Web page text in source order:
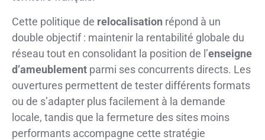
Cette politique de relocalisation répond à un
double objectif : maintenir la rentabilité globale du
réseau tout en consolidant la position de l’enseigne
d’ameublement parmi ses concurrents directs. Les
ouvertures permettent de tester différents formats
ou de s’adapter plus facilement à la demande
locale, tandis que la fermeture des sites moins
performants accompagne cette stratégie